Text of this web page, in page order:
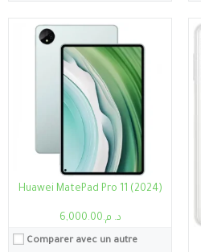
Huawei MatePad Pro 11 (2024)
د. م.6,000.00
Comparer avec un autre
Processeur:Snapdragon 888 5G
8Go/12Go
12Go, 256Go
6.67"
108MP
Android 11, MIUI 12.5
Batterie:5000mAh
Voir les détails →